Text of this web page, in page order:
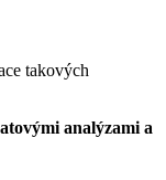
takových
analýzami a